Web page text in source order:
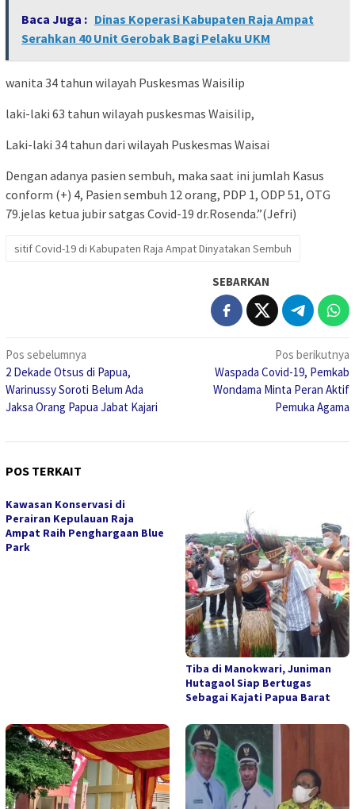
Baca Juga : Dinas Koperasi Kabupaten Raja Ampat
Serahkan 40 Unit Gerobak Bagi Pelaku UKM
wanita 34 tahun wilayah Puskesmas Waisilip
laki-laki 63 tahun wilayah puskesmas Waisilip,
Laki-laki 34 tahun dari wilayah Puskesmas Waisai
Dengan adanya pasien sembuh, maka saat ini jumlah Kasus
conform (+) 4, Pasien sembuh 12 orang, PDP 1, ODP 51, OTG
79.jelas ketua jubir satgas Covid-19 dr.Rosenda.”(Jefri)
sitif Covid-19 di Kabupaten Raja Ampat Dinyatakan Sembuh
SEBARKAN
Navigasi
pos
Pos sebelumnya
2 Dekade Otsus di Papua,
Warinussy Soroti Belum Ada
Jaksa Orang Papua Jabat Kajari
Pos berikutnya
Waspada Covid-19, Pemkab
Wondama Minta Peran Aktif
Pemuka Agama
POS TERKAIT
Kawasan Konservasi di
Perairan Kepulauan Raja
Ampat Raih Penghargaan Blue
Park
Tiba di Manokwari, Juniman
Hutagaol Siap Bertugas
Sebagai Kajati Papua Barat